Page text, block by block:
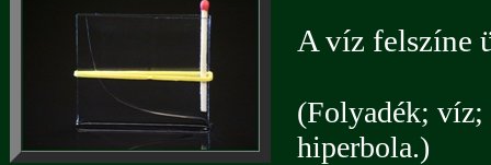
A víz felszíne
(Folyadék; víz;
hiperbola.)